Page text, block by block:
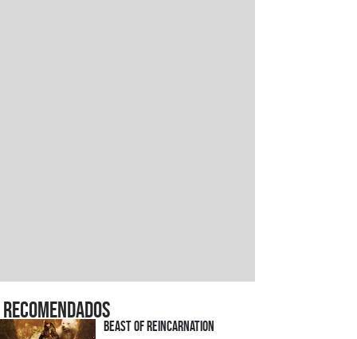
Recomendados
Beast of Reincarnation